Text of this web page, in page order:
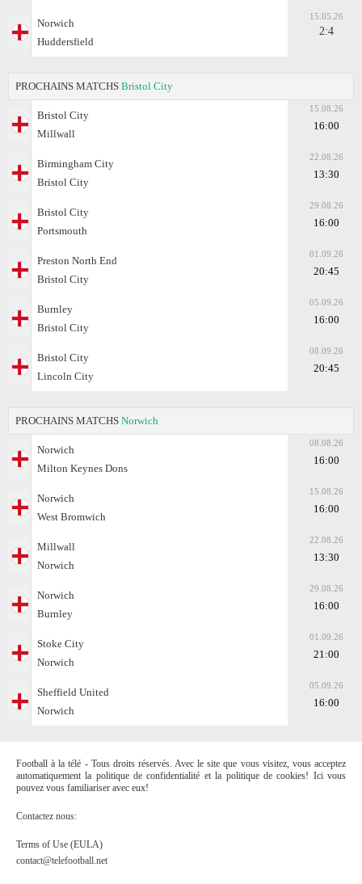
Norwich
Huddersfield
15.05.26
2:4
PROCHAINS MATCHS Bristol City
Bristol City
Millwall
15.08.26
16:00
Birmingham City
Bristol City
22.08.26
13:30
Bristol City
Portsmouth
29.08.26
16:00
Preston North End
Bristol City
01.09.26
20:45
Burnley
Bristol City
05.09.26
16:00
Bristol City
Lincoln City
08.09.26
20:45
PROCHAINS MATCHS Norwich
Norwich
Milton Keynes Dons
08.08.26
16:00
Norwich
West Bromwich
15.08.26
16:00
Millwall
Norwich
22.08.26
13:30
Norwich
Burnley
29.08.26
16:00
Stoke City
Norwich
01.09.26
21:00
Sheffield United
Norwich
05.09.26
16:00
Football à la télé - Tous droits réservés. Avec le site que vous visitez, vous acceptez
automatiquement la politique de confidentialité et la politique de cookies! Ici vous
pouvez vous familiariser avec eux!
Contactez nous:
Terms of Use (EULA)
contact@telefootball.net